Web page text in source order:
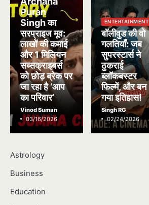
Puran
Singh का
सरप्राइज मूव:
लाखों की कमाई
और 1 मिलियन
सब्सक्राइबर्स
को छोड़ ब्रेक पर
जा रहा है ‘आप
का परिवार’
Vinod Suman
03/16/2026
ENTERTAINMENT
बॉलीवुड की वो
गलतियाँ: जब
सुपरस्टार्स ने
ठुकराई
ब्लॉकबस्टर
फिल्में, और बन
गया इतिहास!
Singh RG
02/24/2026
Astrology
Business
Education